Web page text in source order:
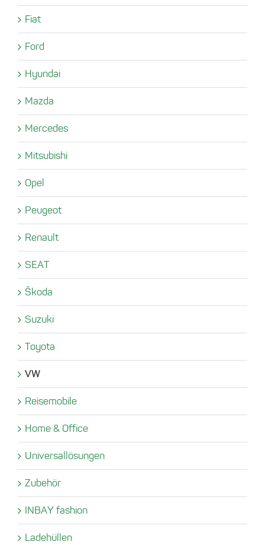
Fiat
Ford
Hyundai
Mazda
Mercedes
Mitsubishi
Opel
Peugeot
Renault
SEAT
Škoda
Suzuki
Toyota
VW
Reisemobile
Home & Office
Universallösungen
Zubehör
INBAY fashion
Ladehüllen